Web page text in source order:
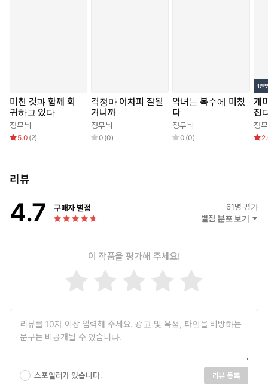
미친 것과 함께 회
귀하고 있다
정무늬
5.0 (2)
걱정마 어차피 잘될
거니까
정무늬
0 (0)
악녀는 복수에 미쳤
다
정무늬
0 (0)
개
진
정
리뷰
4.7 구매자 별점 61명 평가
별점 분포 보기
이 작품을 평가해 주세요!
스포일러가 있습니다. 리뷰 등록